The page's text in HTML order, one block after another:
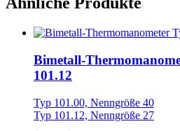
Bimetall-
101.12
Typ 101.00, Nenngröße 40
Typ 101.12, Nenngröße 27